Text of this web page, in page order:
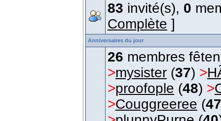
83 invité(s), 0
Complète ]
Anniversaires du jour
26 membres
>mysister (37) >
>proofople (48) >
>Couggreeree (47